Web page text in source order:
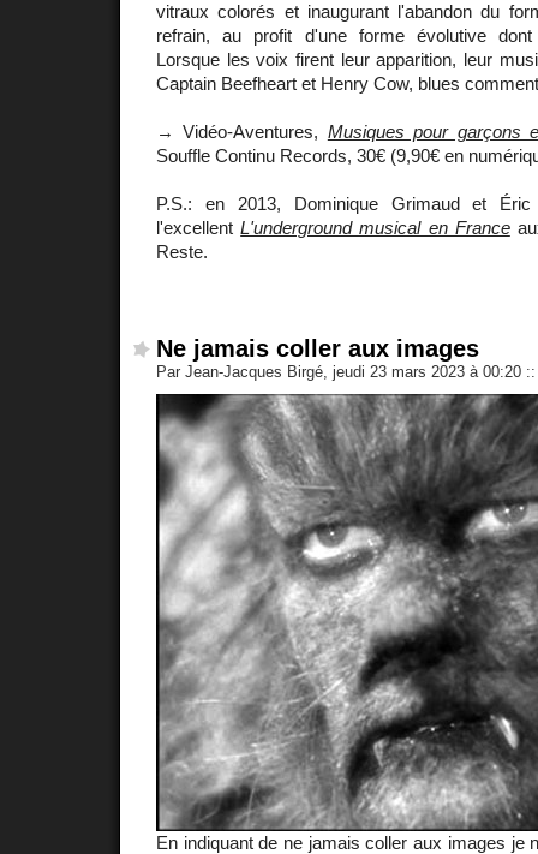
vitraux colorés et inaugurant l'abandon du
refrain, au profit d'une forme évolutive
Lorsque les voix firent leur apparition, leur
Captain Beefheart et Henry Cow, blues
→ Vidéo-Aventures, Musiques pour garçons
Souffle Continu Records, 30€ (9,90€ en
P.S.: en 2013, Dominique Grimaud et
l'excellentL'underground musical en France
Reste.
Ne jamais coller aux images
Par Jean-Jacques Birgé, jeudi 23 mars 2023 à 00:20 ::
En indiquant de ne jamais coller aux images je